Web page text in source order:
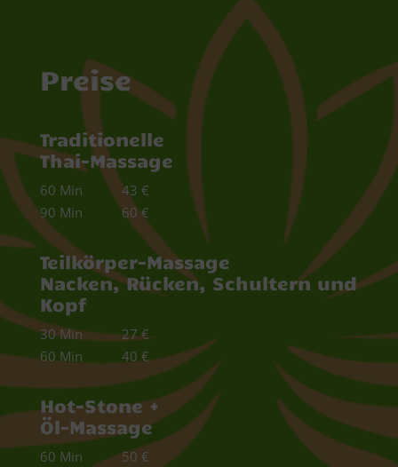
Preise
Traditionelle
Thai-Massage
60 Min 43 €
90 Min 60 €
Teilkörper-Massage
Nacken, Rücken, Schultern und
Kopf
30 Min 27 €
60 Min 40 €
Hot-Stone +
Öl-Massage
60 Min 50 €